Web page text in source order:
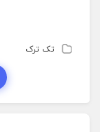
تک ترک